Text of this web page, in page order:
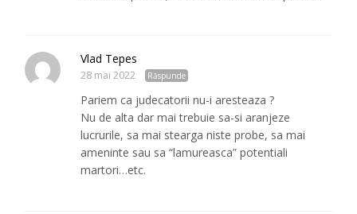
Vlad Tepes
28 mai 2022 Răspunde
Pariem ca judecatorii nu-i aresteaza ?
Nu de alta dar mai trebuie sa-si aranjeze
lucrurile, sa mai stearga niste probe, sa mai
ameninte sau sa “lamureasca” potentiali
martori…etc.